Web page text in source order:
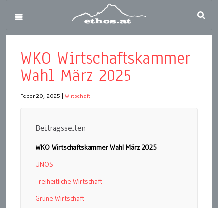
WKO Wirtschaftskammer
Wahl März 2025
Feber 20, 2025 Wirtschaft
Beitragsseiten
WKO Wirtschaftskammer Wahl März 2025
UNOS
Freiheitliche Wirtschaft
Grüne Wirtschaft